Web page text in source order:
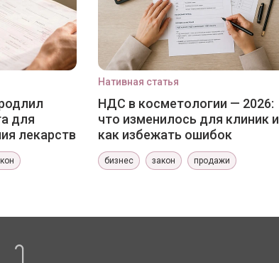
для
лекарств
Нативная статья
НДС в косметологии — 2026:
что изменилось для клиник и
как избежать ошибок
бизнес закон продажи